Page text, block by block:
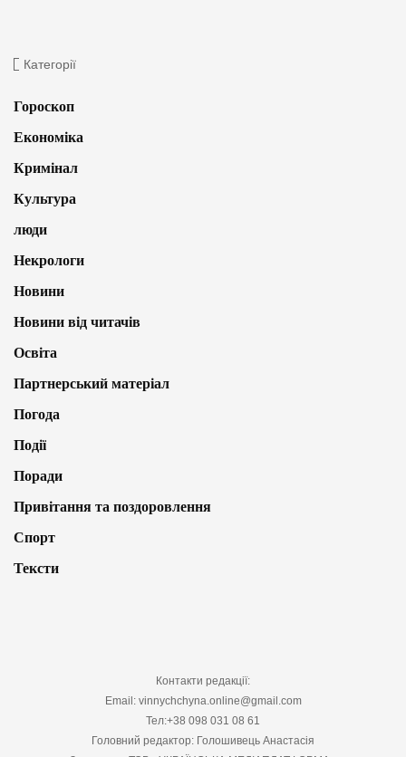
Категорії
Гороскоп
Економіка
Кримінал
Культура
люди
Некрологи
Новини
Новини від читачів
Освіта
Партнерський матеріал
Погода
Події
Поради
Привітання та поздоровлення
Спорт
Тексти
Контакти редакції:
Email: vinnychchyna.online@gmail.com
Тел:+38 098 031 08 61
Головний редактор: Голошивець Анастасія